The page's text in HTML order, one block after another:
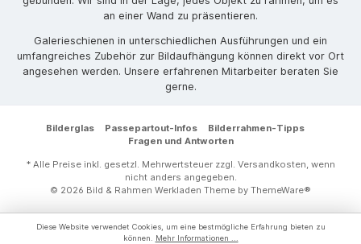
an einer Wand zu präsentieren.
Galerieschienen in unterschiedlichen Ausführungen und ein
umfangreiches Zubehör zur Bildaufhängung können direkt vor Ort
angesehen werden. Unsere erfahrenen Mitarbeiter beraten Sie
gerne.
Bilderglas Passepartout-Infos
Bilderrahmen-Tipps
Fragen und Antworten
* Alle Preise inkl. gesetzl. Mehrwertsteuer zzgl. Versandkosten, wenn
nicht anders angegeben.
© 2026 Bild & Rahmen Werkladen Theme by ThemeWare®
Diese Website verwendet Cookies, um eine bestmögliche Erfahrung bieten zu
können.
Mehr Informationen ...